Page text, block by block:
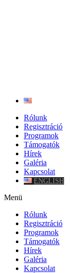
Rólunk
Regisztráció
Programok
Támogatók
Hírek
Galéria
Kapcsolat
ENGLISH
Menü
Rólunk
Regisztráció
Programok
Támogatók
Hírek
Galéria
Kapcsolat